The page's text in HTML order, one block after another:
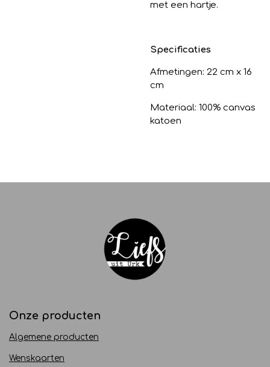
met een hartje.
Specificaties
Afmetingen: 22 cm x 16
cm
Materiaal: 100% canvas
katoen
Onze producten
Algemene producten
Wenskaarten